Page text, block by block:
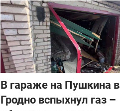
В гараже на Пушкина в
Гродно вспыхнул газ –